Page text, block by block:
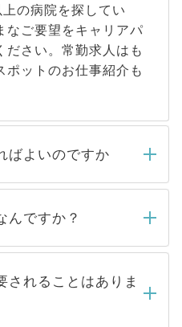
の病院を探してい
なご要望をキャリアパ
ださい。常勤求人はも
ポットのお仕事紹介も
ばよいのですか
たら、弊社担当者がご
その後メールもしくは
以内にはご連絡をせて
しばらくお待ちくださ
んですか？
取り扱っている求人の
イトからご覧いただ
」です。非公開求人は
、一般には公開してい
されることはありま